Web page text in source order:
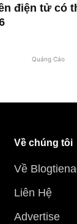
điện tử có
Quảng Cáo
Về chúng tôi
Về
Liên Hệ
Advertise